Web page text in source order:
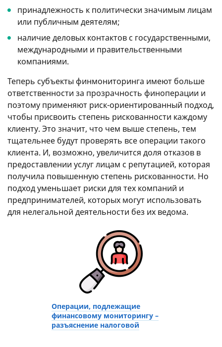
принадлежность к политически значимым лицам
или публичным деятелям;
наличие деловых контактов с государственными,
международными и правительственными
компаниями.
Теперь субъекты финмониторинга имеют больше
ответственности за прозрачность финоперации и
поэтому применяют риск-ориентированный подход,
чтобы присвоить степень рискованности каждому
клиенту. Это значит, что чем выше степень, тем
тщательнее будут проверять все операции такого
клиента. И, возможно, увеличится доля отказов в
предоставлении услуг лицам с репутацией, которая
получила повышенную степень рискованности. Но
подход уменьшает риски для тех компаний и
предпринимателей, которых могут использовать
для нелегальной деятельности без их ведома.
Операции, подлежащие
финансовому мониторингу –
разъяснение налоговой